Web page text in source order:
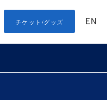
チケット/グッズ EN